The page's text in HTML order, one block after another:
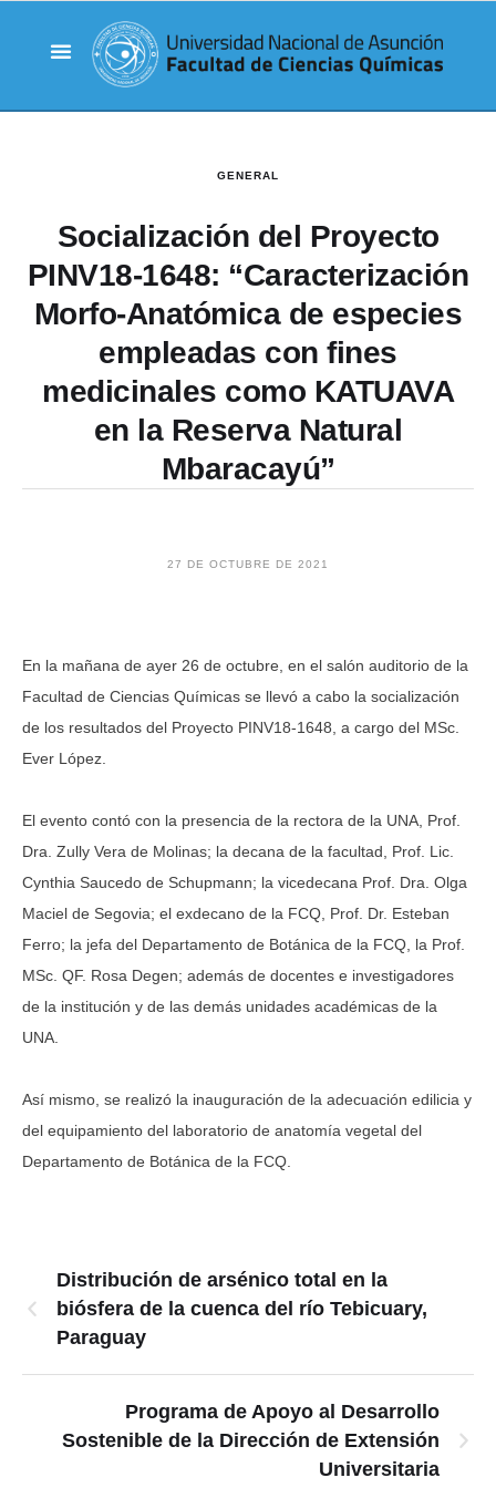
GENERAL
Socialización del Proyecto
PINV18-1648: “Caracterización
Morfo-Anatómica de especies
empleadas con fines
medicinales como KATUAVA
en la Reserva Natural
Mbaracayú”
27 DE OCTUBRE DE 2021
En la mañana de ayer 26 de octubre, en el salón auditorio de la
Facultad de Ciencias Químicas se llevó a cabo la socialización
de los resultados del Proyecto PINV18-1648, a cargo del MSc.
Ever López.
El evento contó con la presencia de la rectora de la UNA, Prof.
Dra. Zully Vera de Molinas; la decana de la facultad, Prof. Lic.
Cynthia Saucedo de Schupmann; la vicedecana Prof. Dra. Olga
Maciel de Segovia; el exdecano de la FCQ, Prof. Dr. Esteban
Ferro; la jefa del Departamento de Botánica de la FCQ, la Prof.
MSc. QF. Rosa Degen; además de docentes e investigadores
de la institución y de las demás unidades académicas de la
UNA.
Así mismo, se realizó la inauguración de la adecuación edilicia y
del equipamiento del laboratorio de anatomía vegetal del
Departamento de Botánica de la FCQ.
Distribución de arsénico total en la
biósfera de la cuenca del río Tebicuary,
Paraguay
Programa de Apoyo al Desarrollo
Sostenible de la Dirección de Extensión
Universitaria